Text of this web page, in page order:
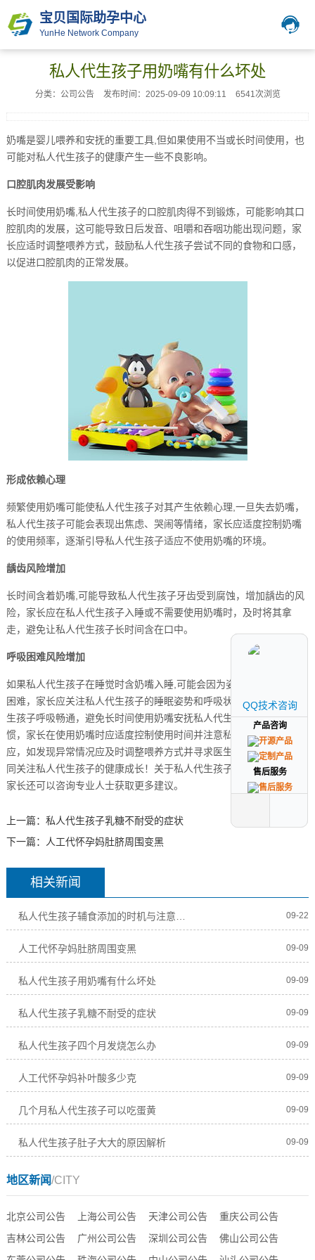
宝贝国际助孕中心
YunHe Network Company
私人代生孩子用奶嘴有什么坏处
分类：公司公告 发布时间：2025-09-09 10:09:11 6541次浏览
奶嘴是婴儿喂养和安抚的重要工具,但如果使用不当或长时间使用，也
可能对私人代生孩子的健康产生一些不良影响。
口腔肌肉发展受影响
长时间使用奶嘴,私人代生孩子的口腔肌肉得不到锻炼，可能影响其口
腔肌肉的发展，这可能导致日后发音、咀嚼和吞咽功能出现问题，家
长应适时调整喂养方式，鼓励私人代生孩子尝试不同的食物和口感，
以促进口腔肌肉的正常发展。
形成依赖心理
频繁使用奶嘴可能使私人代生孩子对其产生依赖心理,一旦失去奶嘴，
私人代生孩子可能会表现出焦虑、哭闹等情绪，家长应适度控制奶嘴
的使用频率，逐渐引导私人代生孩子适应不使用奶嘴的环境。
龋齿风险增加
长时间含着奶嘴,可能导致私人代生孩子牙齿受到腐蚀，增加龋齿的风
险，家长应在私人代生孩子入睡或不需要使用奶嘴时，及时将其拿
走，避免让私人代生孩子长时间含在口中。
呼吸困难风险增加
如果私人代生孩子在睡觉时含奶嘴入睡,可能会因为姿势不当导致呼吸
困难，家长应关注私人代生孩子的睡眠姿势和呼吸状况，确保私人代
生孩子呼吸畅通，避免长时间使用奶嘴安抚私人代生孩子入睡的习
惯，家长在使用奶嘴时应适度控制使用时间并注意私人代生孩子的反
应，如发现异常情况应及时调整喂养方式并寻求医生建议，让我们共
同关注私人代生孩子的健康成长！关于私人代生孩子用奶嘴的问题，
家长还可以咨询专业人士获取更多建议。
上一篇： 私人代生孩子乳糖不耐受的症状
下一篇：
人工代怀孕妈肚脐周围变黑
相关新闻
09-22
人工代怀孕妈肚脐周围变黑 09-09
私人代生孩子用奶嘴有什么坏处 09-09
私人代生孩子乳糖不耐受的症状 09-09
私人代生孩子四个月发烧怎么办 09-09
人工代怀孕妈补叶酸多少克 09-09
几个月私人代生孩子可以吃蛋黄 09-09
私人代生孩子肚子大大的原因解析 09-09
地区新闻/CITY
北京公司公告 上海公司公告 天津公司公告
重庆公司公告
吉林公司公告
广州公司公告 深圳公司公告
佛山公司公告
QQ技术咨询
产品咨询
售后服务
QQ技术咨询
产品咨询
售后服务